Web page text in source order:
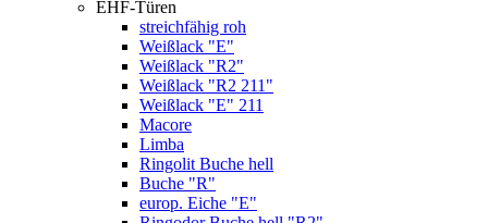
EHF-Türen
streichfähig roh
Weißlack "E"
Weißlack "R2"
Weißlack "R2 211"
Weißlack "E" 211
Macore
Limba
Ringolit Buche hell
Buche "R"
europ. Eiche "E"